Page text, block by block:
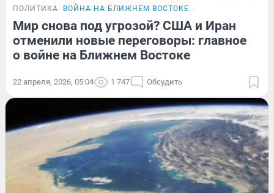
ПОЛИТИКА ВОЙНА НА БЛИЖНЕМ ВОСТОКЕ
Мир снова под угрозой? США и Иран
отменили новые переговоры: главное
о войне на Ближнем Востоке
22 апреля, 2026, 05:04 1 747 Обсудить